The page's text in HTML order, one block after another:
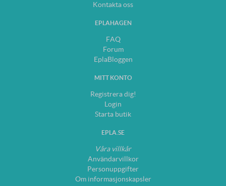
Kontakta oss
EPLAHAGEN
FAQ
Forum
EplaBloggen
MITT KONTO
Registrera dig!
Login
Starta butik
EPLA.SE
Våra villkår
Användarvillkor
Personuppgifter
Om informasjonskapsler